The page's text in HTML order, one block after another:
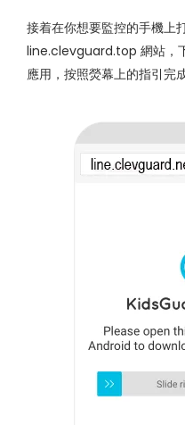
接着在你想要監控的手機上
line.clevguard.top 網站，
應用，按照熒幕上的指引完